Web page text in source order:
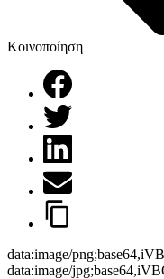
Κοινοποίηση
data:image/
data:image/